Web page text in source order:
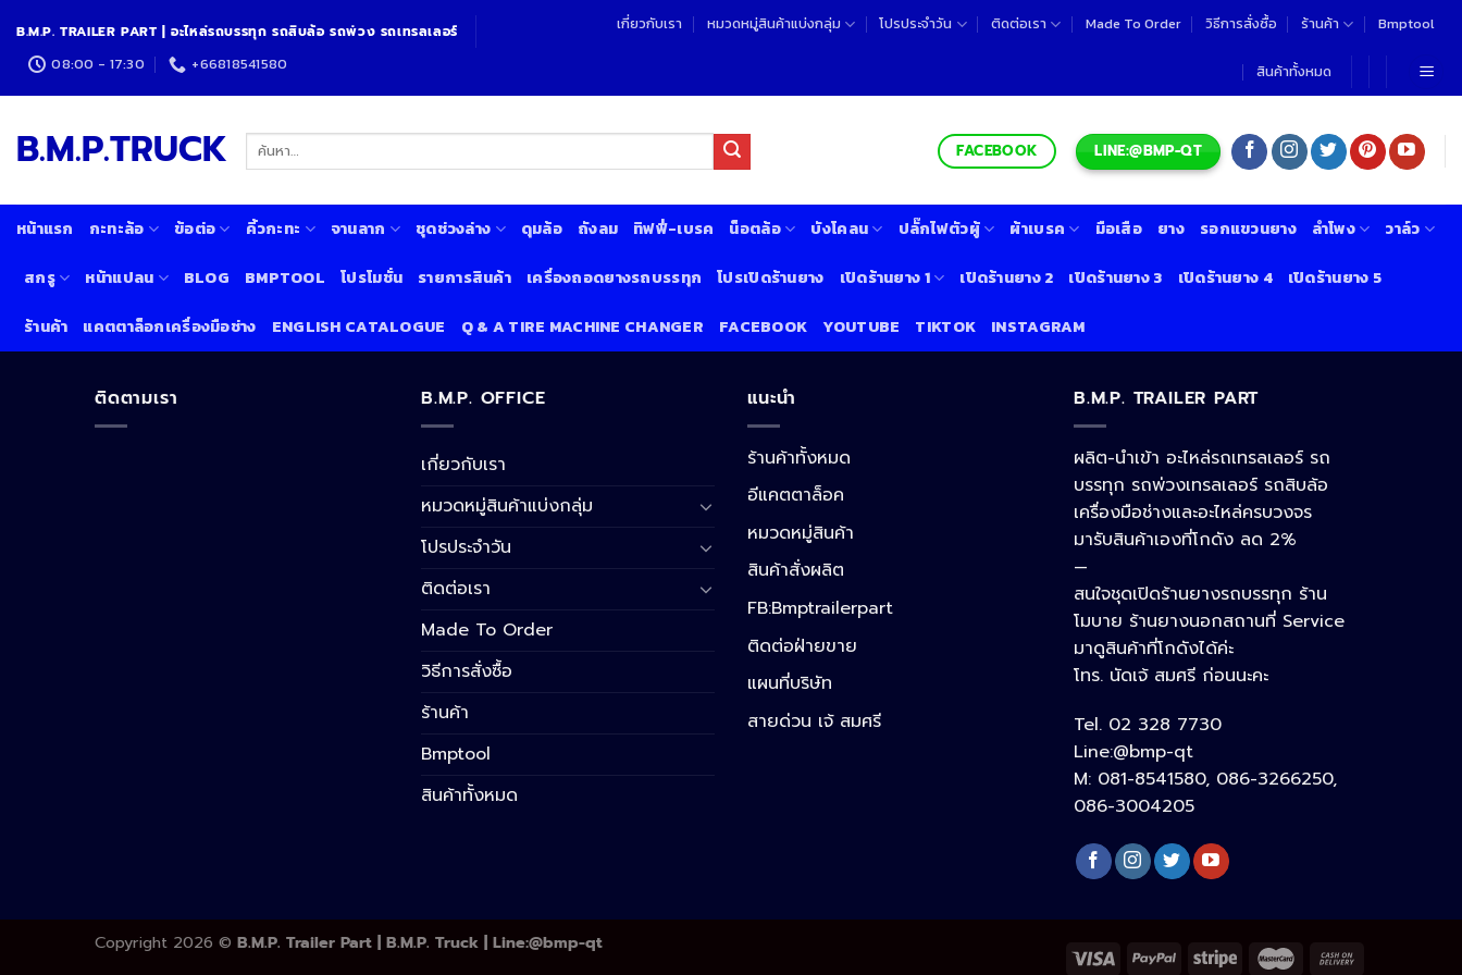
to
content
B.M.P. TRAILER PART | อะไหล่รถบรรทุก รถสิบล้อ รถพ่วง รถเทรลเลอร์
08:00 - 17:30 +66818541580
เกี่ยวกับเรา หมวดหมู่สินค้าแบ่งกลุ่ม โปรประจำวัน ติดต่อเรา Made To Order วิธีการสั่งซื้อ ร้านค้า Bmptool
สินค้าทั้งหมด
B.M.P.TRUCK ค้นหา: FACEBOOK LINE:@BMP-QT
หน้าแรก กะทะล้อ ข้อต่อ คิ้วกะทะ จานลาก ชุดช่วงล่าง ดุมล้อ ถังลม ทิฟฟี่-เบรค น็อตล้อ บังโคลน ปลั๊กไฟตัวผู้ ผ้าเบรค มือเสือ ยาง รอกแขวนยาง ลำโพง วาล์ว
สกรู หน้าแปลน BLOG BMPTOOL โปรโมชั่น รายการสินค้า เครื่องถอดยางรถบรรทุก โปรเปิดร้านยาง เปิดร้านยาง 1 เปิดร้านยาง 2 เปิดร้านยาง 3 เปิดร้านยาง 4 เปิดร้านยาง 5
ร้านค้า แคตตาล็อกเครื่องมือช่าง ENGLISH CATALOGUE Q & A TIRE MACHINE CHANGER FACEBOOK YOUTUBE TIKTOK INSTAGRAM
ติดตามเรา B.M.P. OFFICE
เกี่ยวกับเรา
หมวดหมู่สินค้าแบ่งกลุ่ม
โปรประจำวัน
ติดต่อเรา
Made To Order
วิธีการสั่งซื้อ
ร้านค้า
Bmptool
สินค้าทั้งหมด
แนะนำ
ร้านค้าทั้งหมด
อีแคตตาล็อค
หมวดหมู่สินค้า
สินค้าสั่งผลิต
FB:Bmptrailerpart
ติดต่อฝ่ายขาย
แผนที่บริษัท
สายด่วน เจ้ สมศรี
B.M.P. TRAILER PART
ผลิต-นำเข้า อะไหล่รถเทรลเลอร์ รถ
บรรทุก รถพ่วงเทรลเลอร์ รถสิบล้อ
เครื่องมือช่างและอะไหล่ครบวงจร
มารับสินค้าเองที่โกดัง ลด 2%
—
สนใจชุดเปิดร้านยางรถบรรทุก ร้าน
โมบาย ร้านยางนอกสถานที่ Service
มาดูสินค้าที่โกดังได้ค่ะ
โทร. นัดเจ้ สมศรี ก่อนนะคะ
Tel. 02 328 7730
Line:@bmp-qt
M: 081-8541580, 086-3266250,
086-3004205
Copyright 2026 © B.M.P. Trailer Part | B.M.P. Truck | Line:@bmp-qt